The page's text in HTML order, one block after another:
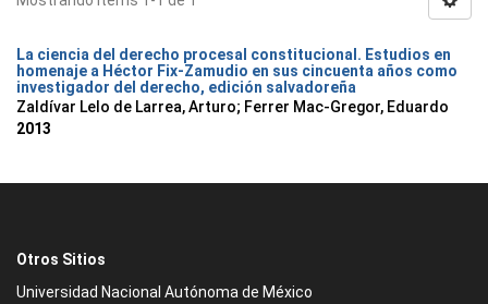
La ciencia del derecho procesal constitucional. Estudios en
homenaje a Héctor Fix-Zamudio en sus cincuenta años como
investigador del derecho, edición salvadoreña
Zaldívar Lelo de Larrea, Arturo; Ferrer Mac-Gregor, Eduardo
2013
Otros Sitios
Universidad Nacional Autónoma de México